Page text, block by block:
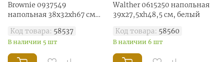
Brownie 0937549
напольная 38х32хh67 см
тауп
Код товара: 58537
В наличии 5 шт
Walther 0615250 напольная
39x27,5xh48,5 см, белый
Код товара: 58560
В наличии 6 шт